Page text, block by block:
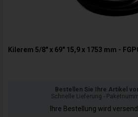
Kilerem 5/8" x 69" 15,9 x 1753 mm -
Bestellen Sie Ihre Artikel
Schnelle Lieferung -
Ihre Bestellung wird